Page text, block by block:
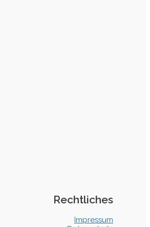
Rechtliches
Impressum